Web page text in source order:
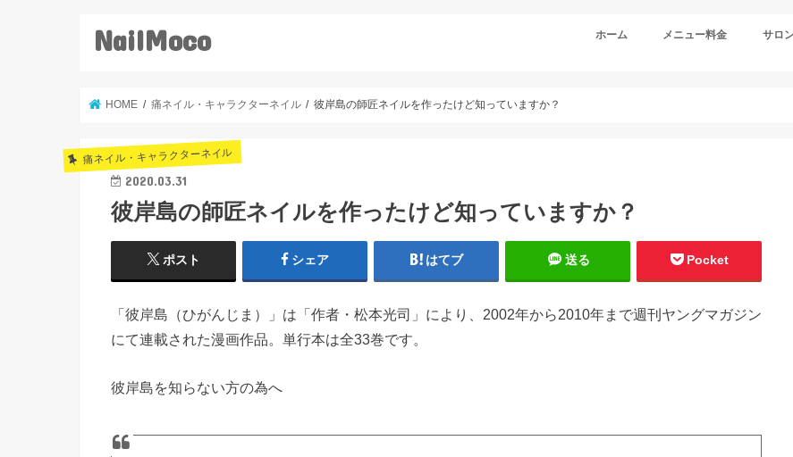
NailMoco ホーム メニュー料金 サロ
HOME 痛ネイル・キャラクターネイル 彼岸島の師匠ネイルを作ったけど知っていますか？
痛ネイル・キャラクターネイル
2020.03.31
彼岸島の師匠ネイルを作ったけど知っていますか？
ポスト シェア はてブ 送る Pocket
「彼岸島（ひがんじま）」は「作者・松本光司」により、2002年から2010年まで週刊ヤングマガジン
にて連載された漫画作品。単行本は全33巻です。
彼岸島を知らない方の為へ